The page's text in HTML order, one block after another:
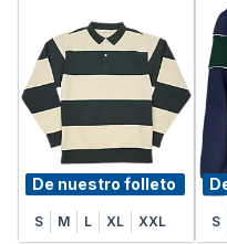
De nuestro folleto
S M L XL XXL S